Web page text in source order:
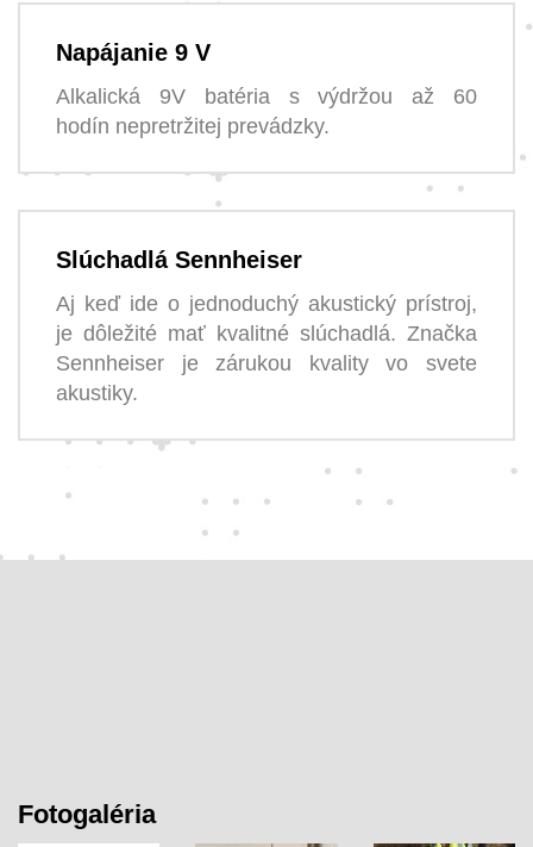
Napájanie 9 V
Alkalická 9V batéria s výdržou až 60
hodín nepretržitej prevádzky.
Slúchadlá Sennheiser
Aj keď ide o jednoduchý akustický prístroj,
je dôležité mať kvalitné slúchadlá. Značka
Sennheiser je zárukou kvality vo svete
akustiky.
Fotogaléria